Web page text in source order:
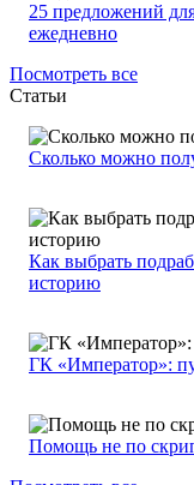
25 предложений
ежедневно
Посмотреть все
Статьи
Сколько можно
Как выбрать
историю
ГК «Император»:
Помощь не по